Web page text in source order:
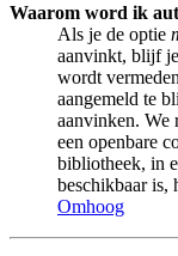
Waarom word ik
Als je de optie
aanvinkt, blijf
wordt
aangemeld te
aanvinken. We
een openbare
bibliotheek, in
beschikbaar is,
Omhoog